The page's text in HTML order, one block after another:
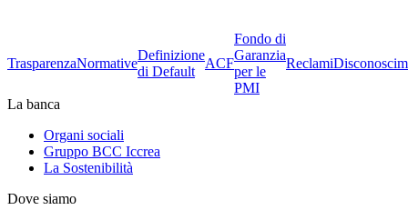
TrasparenzaNormative
Definizione
di Default
ACF
Fondo di
Garanzia
per le
PMI
Reclami
La banca
Organi sociali
Gruppo BCC Iccrea
La Sostenibilità
Dove siamo